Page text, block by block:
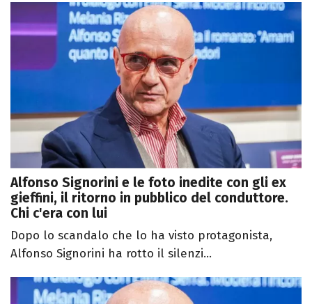
Alfonso Signorini e le foto inedite con gli ex
gieffini, il ritorno in pubblico del conduttore.
Chi c'era con lui
Dopo lo scandalo che lo ha visto protagonista,
Alfonso Signorini ha rotto il silenzi...